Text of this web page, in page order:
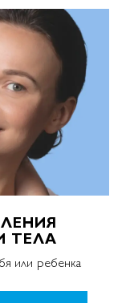
ТЕЛА
или ребенка